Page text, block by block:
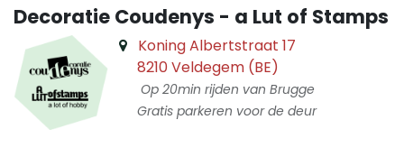
Decoratie Coudenys - a Lut of Stamps
Koning Albertstraat 17
8210 Veldegem (BE)
Op 20min rijden van Brugge
Gratis parkeren voor de deur